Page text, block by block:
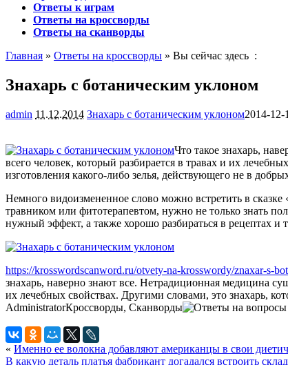
Ответы к играм
Ответы на кроссворды
Ответы на сканворды
Главная » Ответы на кроссворды » Вы сейчас здесь :
Знахарь с ботаническим уклоном
admin 11.12.2014 Знахарь с ботаническим уклоном2014-12-
Что такое знахарь,
всего человек, который разбирается в травах и их
изготовления какого-либо зелья, действующего не в
Немного видоизмененное слово можно встретить в
травником или фитотерапевтом, нужно не только знать
нужный эффект, а также хорошо разбираться в рецептах
https://krosswordscanword.ru/otvety-na-krosswordy/znaxar-s-
знахарь, наверно знают все. Нетрадиционная медицина
их лечебных свойствах. Другими словами, это знахарь,
AdministratorКроссворды, Сканворды
« Именно ее волокна добавляют американцы в свои
В какую деталь платья фабрикант догадался встроить